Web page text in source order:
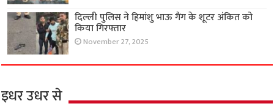
दिल्ली पुलिस ने हिमांशु भाऊ गैंग के शूटर अंकित को
किया गिरफ्तार
November 27, 2025
इधर उधर से